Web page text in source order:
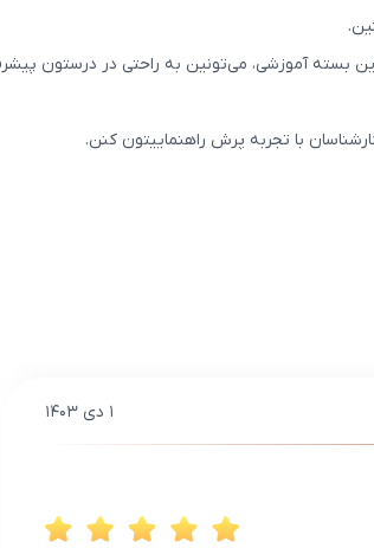
بسته آموزشی، می‌تونین به راحتی در درستون
با تجربه پرش راهنماییتون کنن.
۱ دی ۱۴۰۳